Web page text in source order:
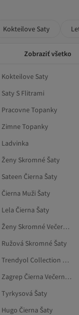
Kokteilove Saty
Zobraziť všetko
Kokteilove Saty
Saty S Flitrami
Pracovne Topanky
Zimne Topanky
Ladvinka
Ženy Skromné Šaty
Sateen Čierna Šaty
Čierna Muži Šaty
Lela Čierna Šaty
Ženy Skromné Večerné Šaty
Ružová Skromné Šaty
Trendyol Collection Béžová Skromné Šaty
Zagrep Čierna Večerné A Plesové Šaty
Tyrkysová Šaty
Hugo Čierna Šaty